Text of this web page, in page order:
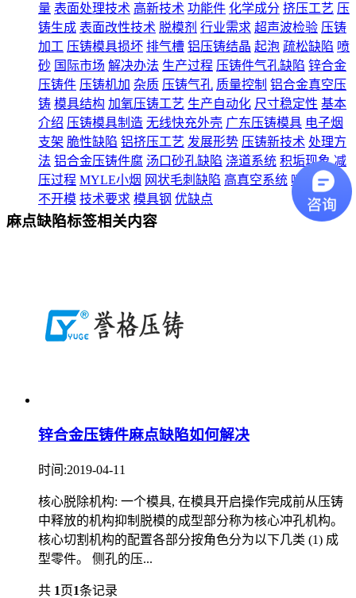
量 表面处理技术 高新技术 功能件 化学成分 挤压工艺 压
铸生成 表面改性技术 脱模剂 行业需求 超声波检验 压铸
加工 压铸模具损坏 排气槽 铝压铸结晶 起泡 疏松缺陷 喷
砂 国际市场 解决办法 生产过程 压铸件气孔缺陷 锌合金
压铸件 压铸机加 杂质 压铸气孔 质量控制 铝合金真空压
铸 模具结构 加氧压铸工艺 生产自动化 尺寸稳定性 基本
介绍 压铸模具制造 无线快充外壳 广东压铸模具 电子烟
支架 脆性缺陷 铝挤压工艺 发展形势 压铸新技术 处理方
法 铝合金压铸件腐 汤口砂孔缺陷 浇道系统 积垢现象 减
压过程 MYLE小烟 网状毛刺缺陷 高真空系统 喷油工艺
不开模 技术要求 模具钢 优缺点
麻点缺陷标签相关内容
锌合金压铸件麻点缺陷如何解决
时间:2019-04-11
核心脱除机构: 一个模具, 在模具开启操作完成前从压铸
中释放的机构抑制脱模的成型部分称为核心冲孔机构。
核心切割机构的配置各部分按角色分为以下几类 (1) 成
型零件。 侧孔的压...
共 1页1条记录